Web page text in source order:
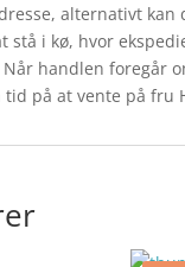
alternativt kan
stå i kø, hvor
handlen foregår
på at vente på fru